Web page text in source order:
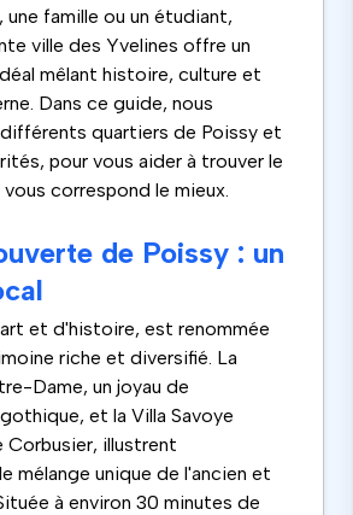
une famille ou un étudiant,
ville des Yvelines offre un
mêlant histoire, culture et
Dans ce guide, nous
quartiers de Poissy et
pour vous aider à trouver le
correspond le mieux.
de Poissy : un
et d'histoire, est renommée
riche et diversifié. La
Dame, un joyau de
et la Villa Savoye
Corbusier, illustrent
mélange unique de l'ancien et
à environ 30 minutes de